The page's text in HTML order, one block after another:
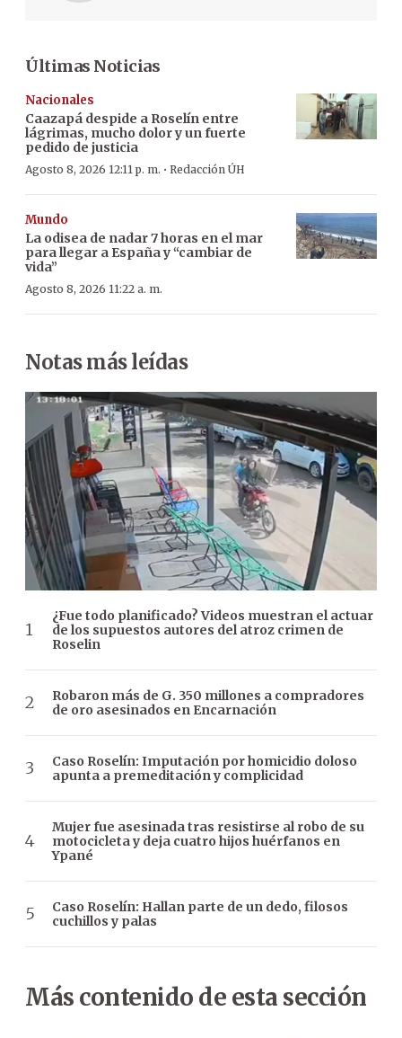
Últimas Noticias
Nacionales
Caazapá despide a Roselín entre
lágrimas, mucho dolor y un fuerte
pedido de justicia
Agosto 8, 2026 12:11 p. m. · Redacción ÚH
Mundo
La odisea de nadar 7 horas en el mar
para llegar a España y “cambiar de
vida”
Agosto 8, 2026 11:22 a. m.
Notas más leídas
¿Fue todo planificado? Videos muestran el actuar
de los supuestos autores del atroz crimen de
Roselin
Robaron más de G. 350 millones a compradores
de oro asesinados en Encarnación
Caso Roselín: Imputación por homicidio doloso
apunta a premeditación y complicidad
Mujer fue asesinada tras resistirse al robo de su
motocicleta y deja cuatro hijos huérfanos en
Ypané
Caso Roselín: Hallan parte de un dedo, filosos
cuchillos y palas
Más contenido de esta sección